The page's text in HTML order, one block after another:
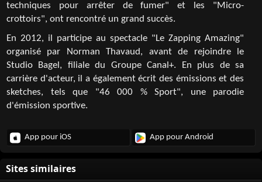
techniques pour arrêter de fumer" et les "Micro-
crottoirs", ont rencontré un grand succès.
En 2012, il participe au spectacle "Le Zapping Amazing"
organisé par Norman Thavaud, avant de rejoindre le
Studio Bagel, filiale du Groupe Canal+. En plus de sa
carrière d'acteur, il a également écrit des émissions et des
sketches, tels que "46 000 % Sport", une parodie
d'émission sportive.
App pour iOS App pour Android